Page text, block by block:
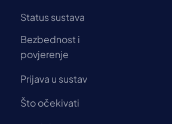
Status sustava
Bezbednost i
povjerenje
Prijava u sustav
Što očekivati